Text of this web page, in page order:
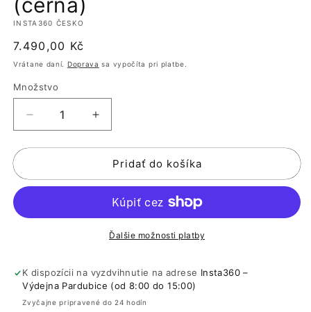
INSTA360 ČESKO
Normálna
cena
7.490,00 Kč
Vrátane daní. Doprava sa vypočíta pri platbe.
Množstvo
množstvo
pre
GO
64GB
Zvýšiť
množstvo
pre
Insta360
GO
64GB
(černá)
Pridať do košíka
Ďalšie možnosti platby
K dispozícii na vyzdvihnutie na adrese Insta360 –
Výdejna Pardubice (od 8:00 do 15:00)
Zvyčajne pripravené do 24 hodín